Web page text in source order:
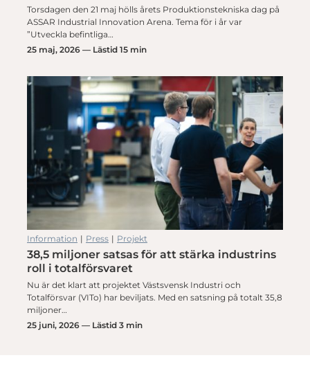
Torsdagen den 21 maj hölls årets Produktionstekniska dag på
ASSAR Industrial Innovation Arena. Tema för i år var
”Utveckla befintliga…
25 maj, 2026 — Lästid 15 min
Information | Press | Projekt
38,5 miljoner satsas för att stärka industrins
roll i totalförsvaret
Nu är det klart att projektet Västsvensk Industri och
Totalförsvar (VITo) har beviljats. Med en satsning på totalt 35,8
miljoner…
25 juni, 2026 — Lästid 3 min